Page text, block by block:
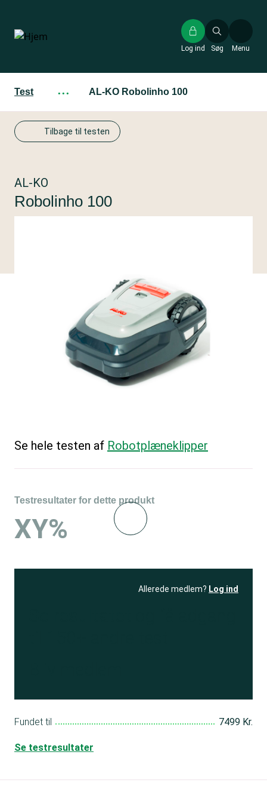
hovedindhold
Søg
Log ind Menu
Test ··· AL-KO Robolinho 100
Tilbage til testen
AL-KO
Robolinho 100
Se hele testen af Robotplæneklipper
Testresultater for dette produkt
XY%
Allerede medlem? Log ind
Fundet til 7499 Kr.
Se testresultater